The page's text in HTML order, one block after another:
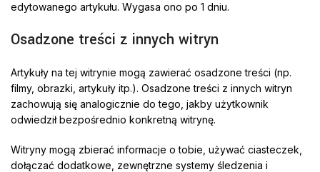
edytowanego artykułu. Wygasa ono po 1 dniu.
Osadzone treści z innych witryn
Artykuły na tej witrynie mogą zawierać osadzone treści (np.
filmy, obrazki, artykuły itp.). Osadzone treści z innych witryn
zachowują się analogicznie do tego, jakby użytkownik
odwiedził bezpośrednio konkretną witrynę.
Witryny mogą zbierać informacje o tobie, używać ciasteczek,
dołączać dodatkowe, zewnętrzne systemy śledzenia i